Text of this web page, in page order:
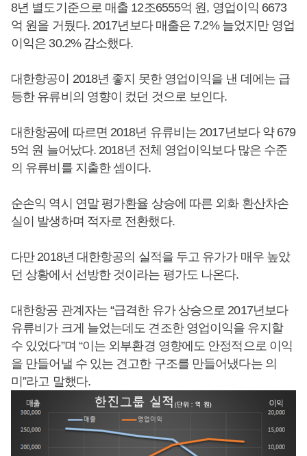
8년 별도기준으로 매출 12조6555억 원, 영업이익 6673
억 원을 거뒀다. 2017년보다 매출은 7.2% 늘었지만 영업
이익은 30.2% 감소했다.
대한항공이 2018년 좋지 못한 영업이익을 낸 데에는 급
등한 유류비의 영향이 컸던 것으로 보인다.
대한항공에 따르면 2018년 유류비는 2017년보다 약 679
5억 원 늘어났다. 2018년 전체 영업이익보다 많은 수준
의 유류비를 지출한 셈이다.
순손익 역시 연말 평가환율 상승에 따른 외화 환산차손
실이 발생하며 적자로 전환했다.
다만 2018년 대한항공의 실적을 두고 유가가 매우 높았
던 상황에서 선방한 것이라는 평가도 나온다.
대한항공 관계자는 “급격한 유가 상승으로 2017년보다
유류비가 크게 늘었는데도 견조한 영업이익을 유지할
수 있었다”며 “이는 외부환경 영향에도 안정적으로 이익
을 만들어낼 수 있는 견고한 구조를 만들어냈다는 의
미”라고 말했다.